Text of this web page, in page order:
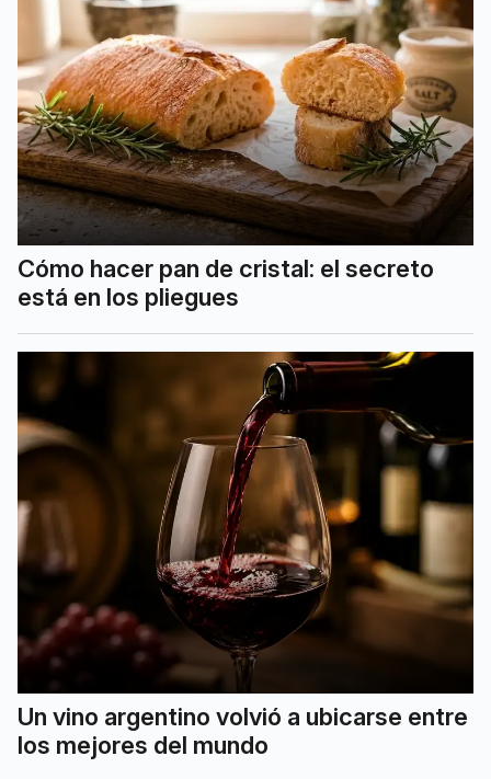
Cómo hacer pan de cristal: el secreto
está en los pliegues
Un vino argentino volvió a ubicarse entre
los mejores del mundo